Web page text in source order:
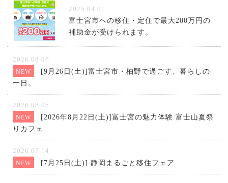
2025.04.01
富士宮市への移住・定住で最大200万円の
補助金が受けられます。
2026.08.06
NEW
[9月26日(土)]富士宮市・柚野で過ごす、暮らしの
一日。
2026.08.05
NEW
[2026年8月22日(土)]富士宮の魅力体験 富士山夏祭
りカフェ
2026.07.14
NEW [7月25日(土)] 静岡まるごと移住フェア